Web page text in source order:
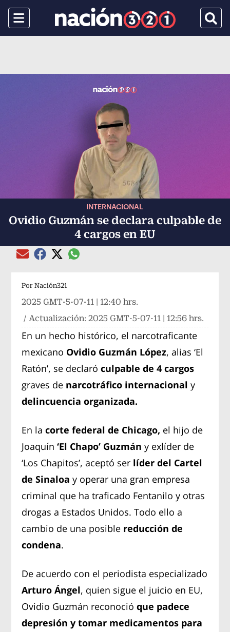
Menu
INTERNACIONAL
Ovidio Guzmán se declara culpable de
4 cargos en EU
Compartir el artículo actual mediante Email
Compartir el artículo actual mediante Facebook
Compartir el artículo actual mediante Twitter
Compartir el artículo actual mediante
Por Nación321
2025 GMT-5-07-11 | 12:40 hrs.
/ Actualización:2025 GMT-5-07-11 | 12:56 hrs.
En un hecho histórico, el narcotraficante
mexicano Ovidio Guzmán López, alias ‘El
Ratón’, se declaróculpable de 4 cargos
graves de narcotráfico internacional y
delincuencia organizada.
En lacorte federal de Chicago, el hijo de
Joaquín‘El Chapo’ Guzmán y exlíder de
‘Los Chapitos’, aceptó ser líder del Cartel
de Sinaloay operar una gran empresa
criminal que ha traficado Fentanilo y otras
drogas a Estados Unidos. Todo ello a
cambio de una posible reducción de
condena.
De acuerdo con el periodista especializado
Arturo Ángel, quien sigue el juicio en EU,
Ovidio Guzmán reconocióque padece
depresión y tomar medicamentos para